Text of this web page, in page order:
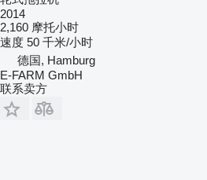
2014
2,160 摩托小时
速度 50 千米/小时
德国, Hamburg
E-FARM GmbH
联系卖方